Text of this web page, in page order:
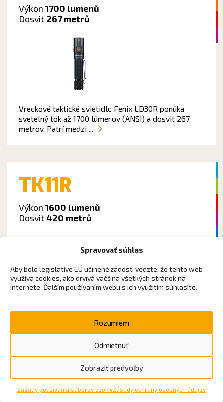
Spravovať súhlas
Aby bolo legislatíve EÚ učinené zadosť, vedzte, že tento web
využíva cookies, ako drvivá väčšina všetkých stránok na
internete. Ďalším používaním webu s ich využitím súhlasíte.
Rozumiem
Odmietnuť
Zobraziť predvoľby
Zásady používania súborov cookieZásady ochrany osobných údajov
Výkon 1700 lumenů
Dosvit 267 metrů
Vreckové taktické svietidlo Fenix LD30R ponúka
svetelný tok až 1700 lúmenov (ANSI) a dosvit 267
metrov. Patrí medzi ...
TK11R
Výkon 1600 lumenů
Dosvit420 metrů
aktivácie stroboskopu a ...
HT32